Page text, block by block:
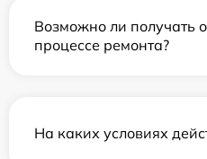
Возможно ли получать
процессе ремонта?
На каких условиях